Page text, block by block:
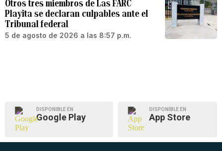
Otros tres miembros de Las FARC
Playita se declaran culpables ante el
Tribunal federal
5 de agosto de 2026 a las 8:57 p.m.
DISPONIBLE EN
Google Play
DISPONIBLE EN
App Store